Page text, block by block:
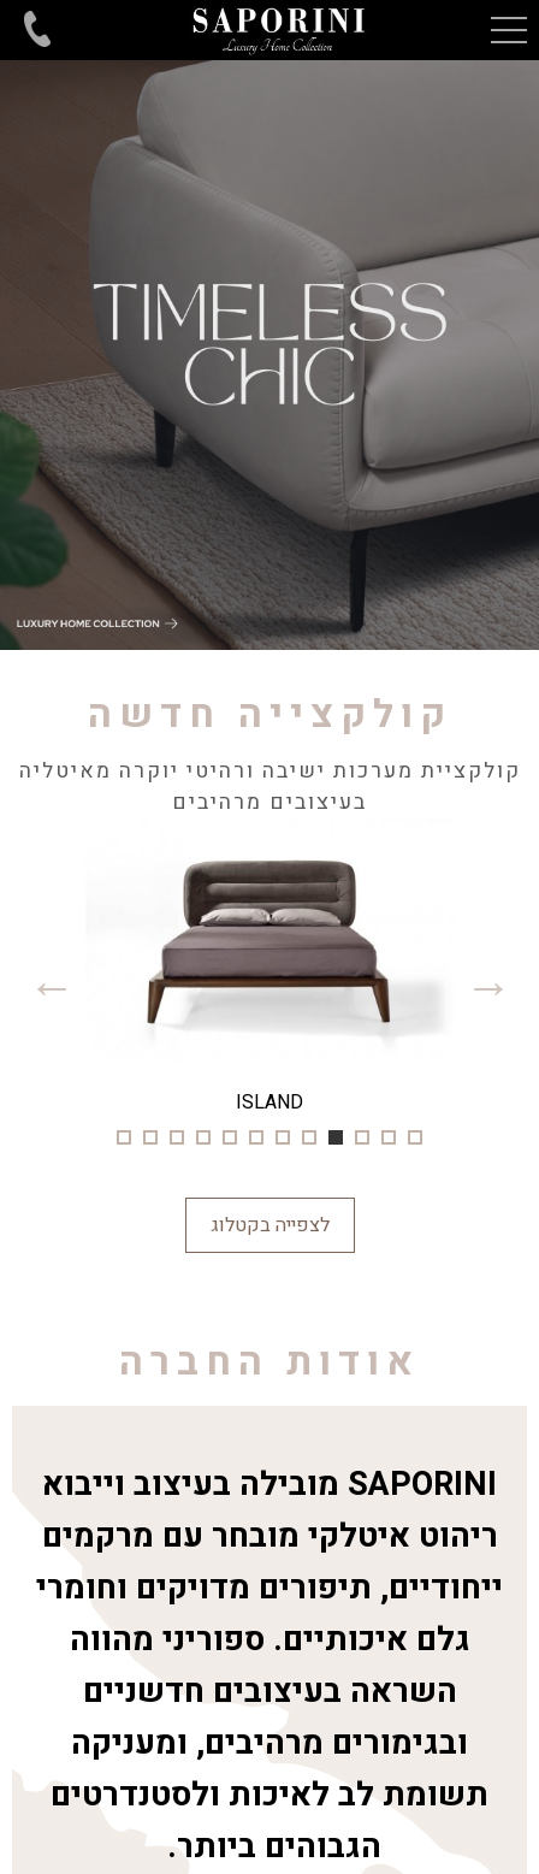
קולקצייה חדשה
קולקציית מערכות ישיבה ורהיטי יוקרה מאיטליה
בעיצובים מרהיבים
ISLAND
לצפייה בקטלוג
אודות החברה
SAPORINI מובילה בעיצוב וייבוא
ריהוט איטלקי מובחר עם מרקמים
ייחודיים, תיפורים מדויקים וחומרי
גלם איכותיים. ספוריני מהווה
השראה בעיצובים חדשניים
ובגימורים מרהיבים, ומעניקה
תשומת לב לאיכות ולסטנדרטים
הגבוהים ביותר.